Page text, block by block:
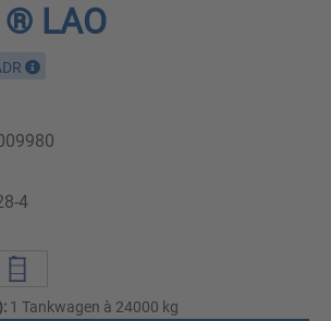
LAO
4
1 Tankwagen à 24000 kg